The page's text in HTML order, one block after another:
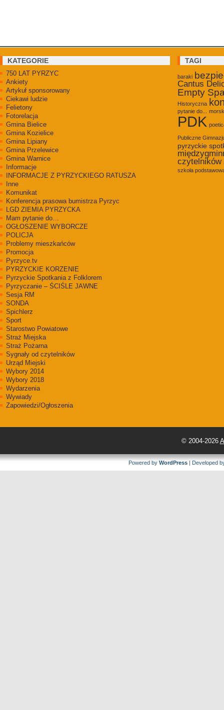
KATEGORIE
750 LAT PYRZYC
Ankiety
Artykuł sponsorowany
Ciekawi ludzie
Felietony
Fotorelacja
Gmina Bielice
Gmina Kozielice
Gmina Lipiany
Gmina Przelewice
Gmina Warnice
Informacje
INFORMACJE Z PYRZYCKIEGO RATUSZA
Inne
Komunikat
Konferencja prasowa bumistrza Pyrzyc
LGD ZIEMIA PYRZYCKA
Mam pytanie do…
OGŁOSZENIE WYBORCZE
POLICJA
Problemy mieszkańców
Promocja
Pyrzyce.tv
PYRZYCKIE KORZENIE
Pyrzyckie Spotkania z Folklorem
Pyrzyczanie – ŚCIŚLE JAWNE
Sesja RM
SONDA
Spichlerz
Sport
Starostwo Powiatowe
Straż Miejska
Straż Pożarna
Sygnały od czytelników
Urząd Miejski
Wybory 2014
Wybory 2018
Wydarzenia
Wywiady
Zapowiedzi/Ogłoszenia
TAGI
baraki
Cantus
Empty
Historyczna
pytanie do...
PDK
Publiczne
pyrzyckie
czytelników
szkoła
© 2004-2026
Powered by WordPress | Developed